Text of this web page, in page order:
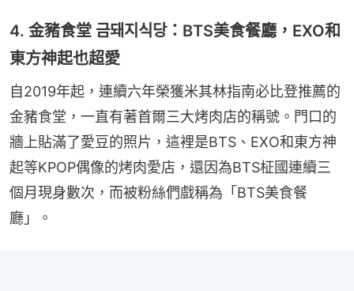
4. 金豬食堂 금돼지식당：BTS美食餐廳，EXO和
東方神起也超愛
自2019年起，連續六年榮獲米其林指南必比登推薦的
金豬食堂，一直有著首爾三大烤肉店的稱號。門口的
牆上貼滿了愛豆的照片，這裡是BTS、EXO和東方神
起等KPOP偶像的烤肉愛店，還因為BTS柾國連續三
個月現身數次，而被粉絲們戲稱為「BTS美食餐
廳」。